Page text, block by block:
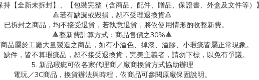
持【全新未拆封】、【包裝完整（含商品、配件、贈品、保證書、外盒及文件等）】
🔺若有缺漏或毀損，恕不受理退換貨🔺
已拆封之商品，均不接受退貨，若執意退貨，將依使用情形酌收整新費。
🔺整新費計算方式：商品售價之30%🔺
品屬於工廠大量製造之商品，如有小溢色、掉漆、溢膠、小瑕疵皆屬正常現象。
缺件，皆不算瑕疵品，恕不接受退換貨，完美主義者，請勿下標，以免有爭議。
5. 新品瑕疵可依各家代理商／廠商換貨方式協助辦理
電玩／3C商品，換貨辦法與時程，依商品可參閱原廠保固說明。